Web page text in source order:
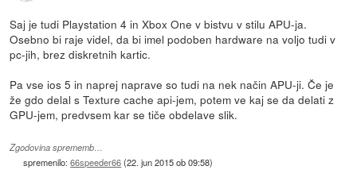
Saj je tudi Playstation 4 in Xbox One v bistvu v stilu APU-ja.
Osebno bi raje videl, da bi imel podoben hardware na voljo tudi v
pc-jih, brez diskretnih kartic.
Pa vse ios 5 in naprej naprave so tudi na nek način APU-ji. Če je
že gdo delal s Texture cache api-jem, potem ve kaj se da delati z
GPU-jem, predvsem kar se tiče obdelave slik.
Zgodovina sprememb…
spremenilo:66speeder66(22. jun 2015 ob 09:58)